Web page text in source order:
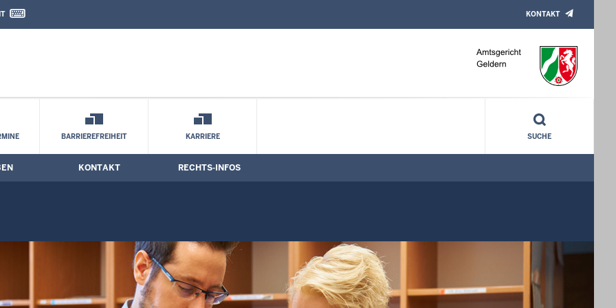
Kontaktformular
KONTAKT
BARRIEREFREIHEIT KARRIERE SUCHE
KONTAKT RECHTS-INFOS